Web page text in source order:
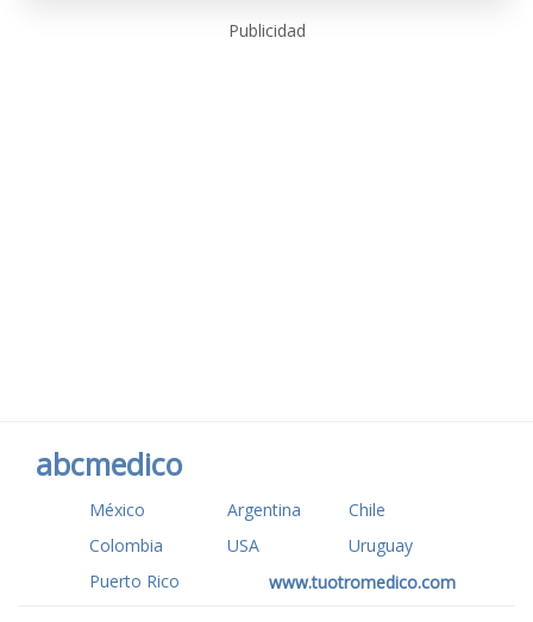
Publicidad
abcmedico
México Argentina
Chile
Colombia
USA
Uruguay
Puerto Rico
www.tuotromedico.com